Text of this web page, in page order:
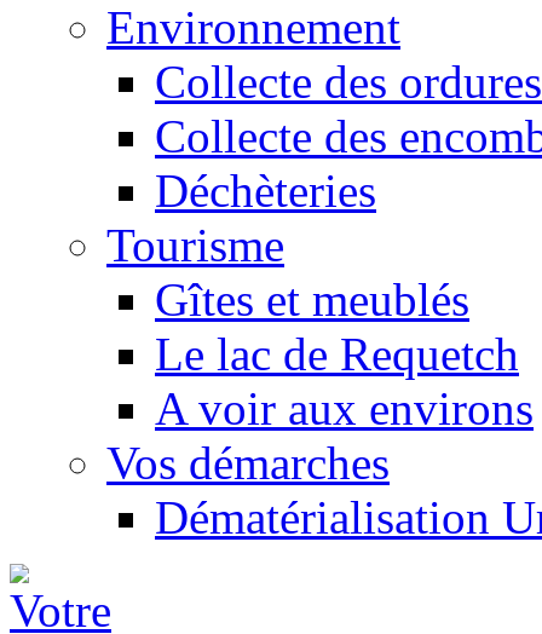
Environnement
Collecte des ordures
Collecte des
Déchèteries
Tourisme
Gîtes et meublés
Le lac de Requetch
A voir aux environs
Vos démarches
Dématérialisation